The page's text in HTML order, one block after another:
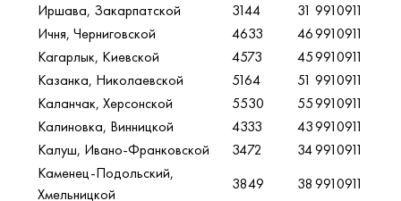
Иршава, Закарпатской
3144 31 9910911
Ичня, Черниговской
4633 469910911
Кагарлык, Киевской
4573 459910911
Казанка, Николаевской
5164 51 9910911
Каланчак, Херсонской
5530 559910911
Калиновка, Винницкой
4333 439910911
Калуш, Ивано-Франковской
3472 349910911
Каменец-Подольский,
Хмельницкой
3849 389910911